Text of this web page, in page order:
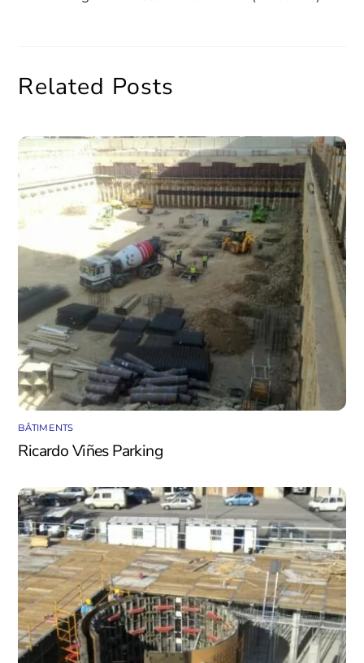
Related Posts
BÂTIMENTS
Ricardo Viñes Parking